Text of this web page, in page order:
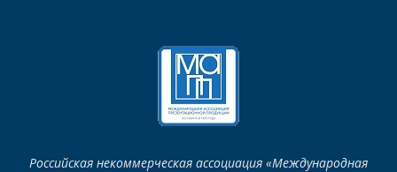
Российская некоммерческая ассоциация «Международная